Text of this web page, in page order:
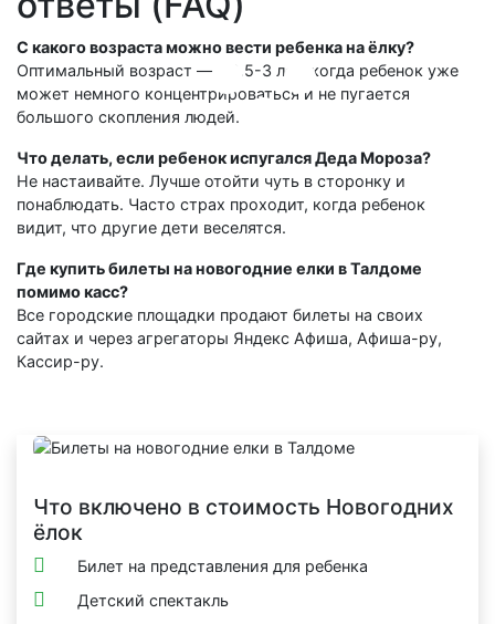
С какого возраста можно вести ребенка на ёлку?
Оптимальный возраст — с 2,5-3 лет, когда ребенок уже
может немного концентрироваться и не пугается
большого скопления людей.
Что делать, если ребенок испугался Деда Мороза?
Не настаивайте. Лучше отойти чуть в сторонку и
понаблюдать. Часто страх проходит, когда ребенок
видит, что другие дети веселятся.
Где купить билеты на новогодние елки в Талдоме
помимо касс?
Все городские площадки продают билеты на своих
сайтах и через агрегаторы Яндекс Афиша, Афиша-ру,
Кассир-ру.
Что включено в стоимость Новогодних
ёлок
Билет на представления для ребенка
Детский спектакль